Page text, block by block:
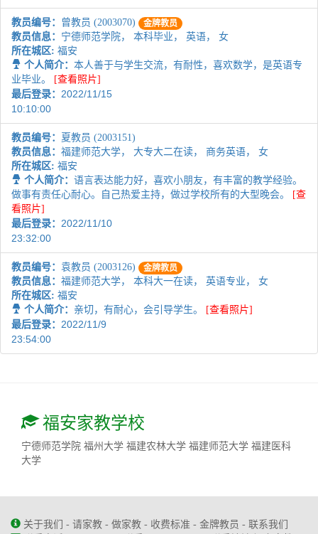
教员编号： 曾教员 (2003070) 金牌教员
教员信息： 宁德师范学院， 本科毕业， 英语， 女
所在城区: 福安
个人简介： 本人善于与学生交流，有耐性，喜欢数学，是英语专
业毕业。
[查看照片]
最后登录： 2022/11/15
10:10:00
教员编号： 夏教员 (2003151)
教员信息： 福建师范大学， 大专大二在读， 商务英语， 女
所在城区: 福安
个人简介： 语言表达能力好，喜欢小朋友，有丰富的教学经验。
做事有责任心耐心。自己热爱主持，做过学校所有的大型晚会。
[查
看照片]
最后登录： 2022/11/10
23:32:00
教员编号： 袁教员 (2003126) 金牌教员
教员信息： 福建师范大学， 本科大一在读， 英语专业， 女
所在城区: 福安
个人简介： 亲切，有耐心，会引导学生。
[查看照片]
最后登录： 2022/11/9
23:54:00
福安家教学校
宁德师范学院 福州大学 福建农林大学 福建师范大学 福建医科
大学
关于我们 - 请家教 - 做家教 - 收费标准 - 金牌教员 - 联系我们